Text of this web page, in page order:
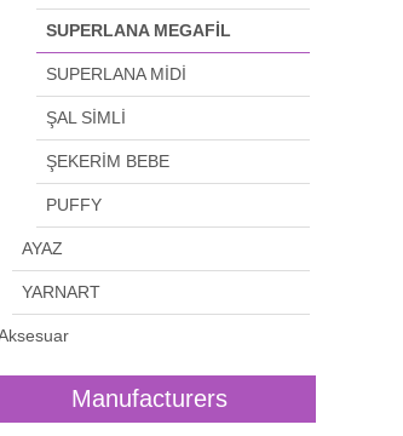
SUPERLANA MEGAFİL
SUPERLANA MİDİ
ŞAL SİMLİ
ŞEKERİM BEBE
PUFFY
AYAZ
YARNART
Manufacturers